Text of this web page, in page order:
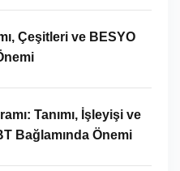
Çeşitleri ve BESYO
Tanımı, İşleyişi ve
Bağlamında Önemi